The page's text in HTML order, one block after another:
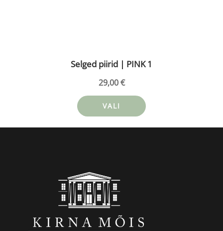
Selged piirid | PINK 1
29,00€
VALI